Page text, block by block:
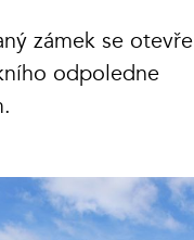
zámek se otevře
odpoledne